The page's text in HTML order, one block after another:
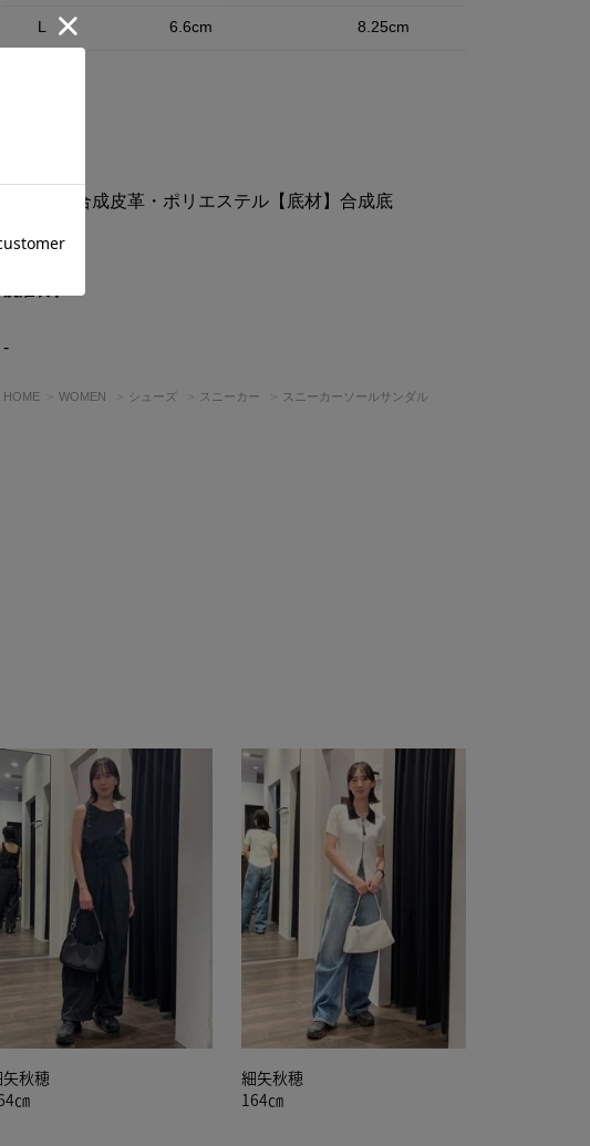
L 6.6cm 8.25cm
【甲材】合成皮革・ポリエステル【底材】合成底
-
HOME WOMEN シューズ スニーカー スニーカーソールサンダル
秋穂
㎝
細矢秋穂
164㎝